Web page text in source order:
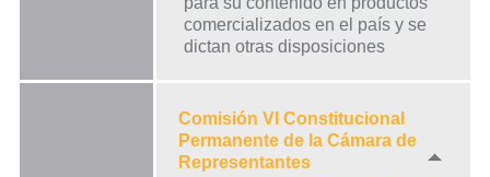
comercializados en el país y se
dictan otras disposiciones
Comisión VI Constitucional
Permanente de la Cámara de
Representantes